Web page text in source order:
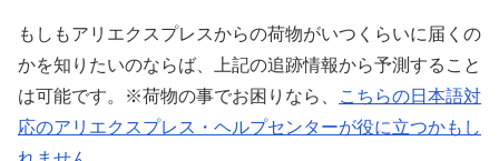
もしもアリエクスプレスからの荷物がいつくらいに届くの
かを知りたいのならば、上記の追跡情報から予測すること
は可能です。※荷物の事でお困りなら、
こちらの日本語対
応のアリエクスプレス・ヘルプセンターが役に立つかもし